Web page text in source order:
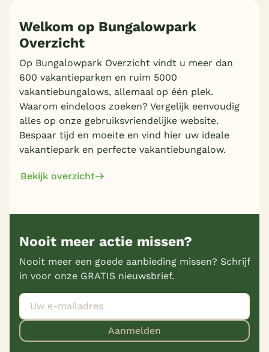
Welkom op Bungalowpark
Overzicht
Op Bungalowpark Overzicht vindt u meer dan
600 vakantieparken en ruim 5000
vakantiebungalows, allemaal op één plek.
Waarom eindeloos zoeken? Vergelijk eenvoudig
alles op onze gebruiksvriendelijke website.
Bespaar tijd en moeite en vind hier uw ideale
vakantiepark en perfecte vakantiebungalow.
Bekijk overzicht
Nooit meer actie missen?
Nooit meer een goede aanbieding missen? Schrijf
in voor onze GRATIS nieuwsbrief.
Aanmelden